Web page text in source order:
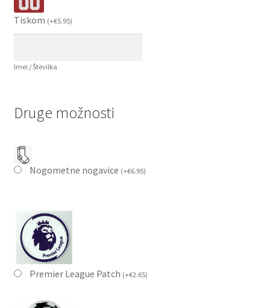
Tiskom (+€5.95)
Imei / Številka
Druge možnosti
Nogometne nogavice (+€6.95)
Premier League Patch (+€2.65)